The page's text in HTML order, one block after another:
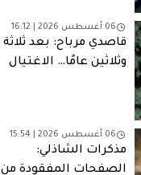
06 أغسطس 2026 | 16:12
قاصدي مرباح: بعد ثلاثة
وثلاثين عامًا… الاغتيال
06 أغسطس 2026 | 15:54
مذكرات الشاذلي:
الصفحات المفقودة من